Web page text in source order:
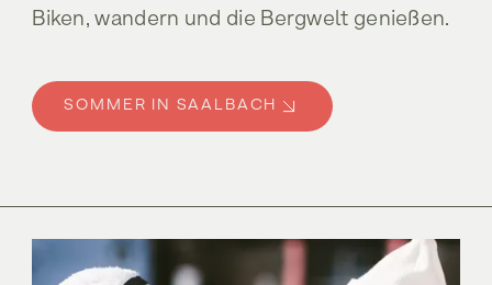
Biken, wandern und die Bergwelt genießen.
SOMMER IN SAALBACH